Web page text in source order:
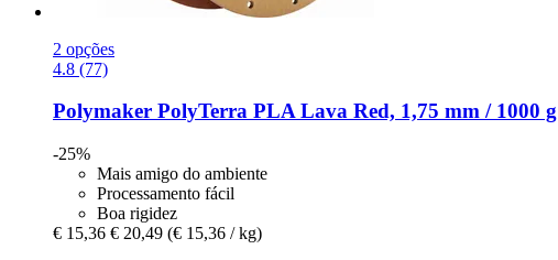
2 opções
4.8 (77)
Polymaker PolyTerra PLA Lava Red, 1,75 mm / 1000 g
-25%
Mais amigo do ambiente
Processamento fácil
Boa rigidez
€ 15,36 € 20,49 (€ 15,36 / kg)